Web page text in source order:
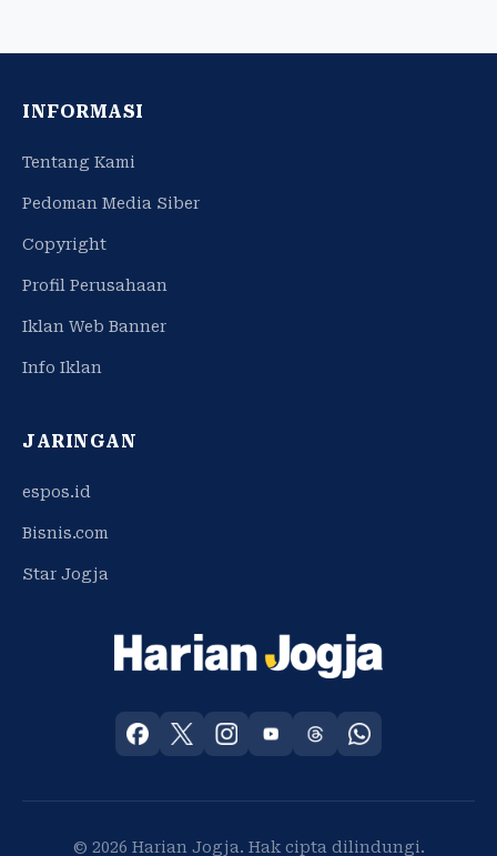
INFORMASI
Tentang Kami
Pedoman Media Siber
Copyright
Profil Perusahaan
Iklan Web Banner
Info Iklan
JARINGAN
espos.id
Bisnis.com
Star Jogja
© 2026 Harian Jogja. Hak cipta dilindungi.